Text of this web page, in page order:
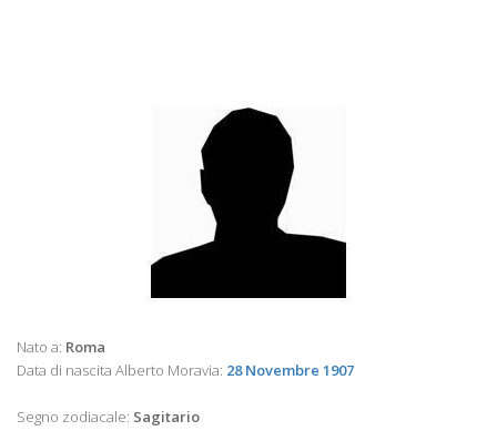
Nato a: Roma
Data di nascita Alberto Moravia: 28 Novembre 1907
Segno zodiacale: Sagitario